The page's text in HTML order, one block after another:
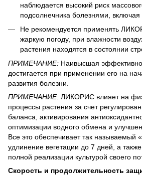
наблюдается высокий риск
подсолнечника болезнями, включая
Не рекомендуется применять
жаркую погоду, при влажности
растения находятся в состоянии
ПРИМЕЧАНИЕ: Наивысшая
достигается при применении его на
развития болезни.
ПРИМЕЧАНИЕ: ЛИКОРИС влияет на
процессы растения за счет
баланса, активирования
оптимизации водного обмена и
Все это обеспечивает так называемый
удлинение вегетации до 7 дней, а
полной реализации культурой своего
Скорость и продолжительность